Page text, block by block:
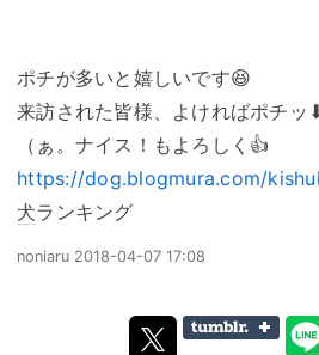
ポチが多いと嬉しいです😆
来訪された皆様、よければポチッ
（ぁ。ナイス！もよろしく👍
https://dog.blogmura.com/
犬ランキング
noniaru 2018-04-07 17:08